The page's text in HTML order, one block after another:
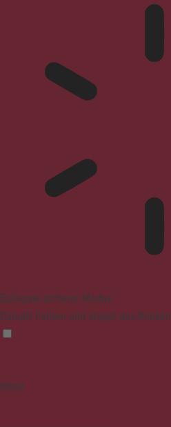
Epilepsie-sicherer Modus
Dämpft Farben und stoppt das Blinken
Inhalt